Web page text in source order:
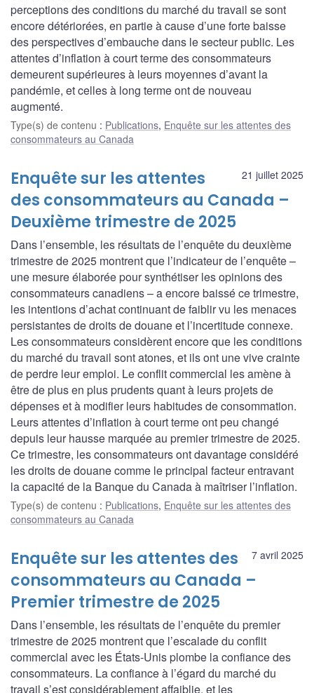
perceptions des conditions du marché du travail se sont
encore détériorées, en partie à cause d’une forte baisse
des perspectives d’embauche dans le secteur public. Les
attentes d’inflation à court terme des consommateurs
demeurent supérieures à leurs moyennes d’avant la
pandémie, et celles à long terme ont de nouveau
augmenté.
Type(s) de contenu : Publications, Enquête sur les attentes des
consommateurs au Canada
21 juillet 2025
Enquête sur les attentes
des consommateurs au Canada –
Deuxième trimestre de 2025
Dans l’ensemble, les résultats de l’enquête du deuxième
trimestre de 2025 montrent que l’indicateur de l’enquête –
une mesure élaborée pour synthétiser les opinions des
consommateurs canadiens – a encore baissé ce trimestre,
les intentions d’achat continuant de faiblir vu les menaces
persistantes de droits de douane et l’incertitude connexe.
Les consommateurs considèrent encore que les conditions
du marché du travail sont atones, et ils ont une vive crainte
de perdre leur emploi. Le conflit commercial les amène à
être de plus en plus prudents quant à leurs projets de
dépenses et à modifier leurs habitudes de consommation.
Leurs attentes d’inflation à court terme ont peu changé
depuis leur hausse marquée au premier trimestre de 2025.
Ce trimestre, les consommateurs ont davantage considéré
les droits de douane comme le principal facteur entravant
la capacité de la Banque du Canada à maîtriser l’inflation.
Type(s) de contenu : Publications, Enquête sur les attentes des
consommateurs au Canada
7 avril 2025
Enquête sur les attentes des
consommateurs au Canada –
Premier trimestre de 2025
Dans l’ensemble, les résultats de l’enquête du premier
trimestre de 2025 montrent que l’escalade du conflit
commercial avec les États-Unis plombe la confiance des
consommateurs. La confiance à l’égard du marché du
travail s’est considérablement affaiblie, et les